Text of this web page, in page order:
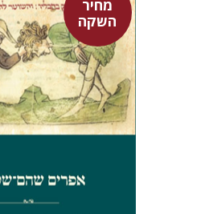
מחיר
השקה
אפרים שהם-שטיינר